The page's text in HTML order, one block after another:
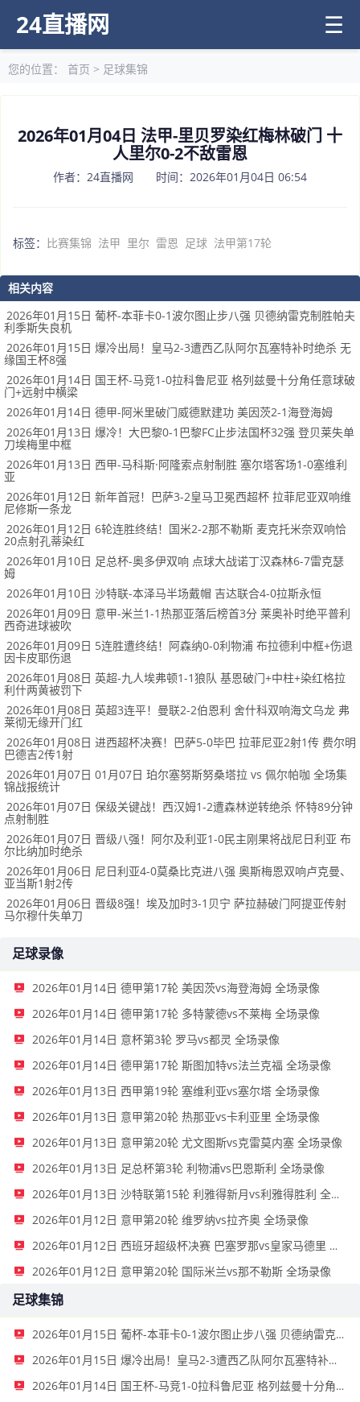
24直播网 ☰
您的位置： 首页 > 足球集锦
2026年01月04日 法甲-里贝罗染红梅林破门 十
人里尔0-2不敌雷恩
作者：24直播网 时间：2026年01月04日 06:54
标签： 比赛集锦 法甲 里尔 雷恩 足球 法甲第17轮
相关内容
2026年01月15日 葡杯-本菲卡0-1波尔图止步八强 贝德纳雷克制胜帕夫
利季斯失良机
2026年01月15日 爆冷出局！皇马2-3遭西乙队阿尔瓦塞特补时绝杀 无
缘国王杯8强
2026年01月14日 国王杯-马竞1-0拉科鲁尼亚 格列兹曼十分角任意球破
门+远射中横梁
2026年01月14日 德甲-阿米里破门威德默建功 美因茨2-1海登海姆
2026年01月13日 爆冷！大巴黎0-1巴黎FC止步法国杯32强 登贝莱失单
刀埃梅里中框
2026年01月13日 西甲-马科斯·阿隆索点射制胜 塞尔塔客场1-0塞维利
亚
2026年01月12日 新年首冠！巴萨3-2皇马卫冕西超杯 拉菲尼亚双响维
尼修斯一条龙
2026年01月12日 6轮连胜终结！国米2-2那不勒斯 麦克托米奈双响恰
20点射孔蒂染红
2026年01月10日 足总杯-奥多伊双响 点球大战诺丁汉森林6-7雷克瑟
姆
2026年01月10日 沙特联-本泽马半场戴帽 吉达联合4-0拉斯永恒
2026年01月09日 意甲-米兰1-1热那亚落后榜首3分 莱奥补时绝平普利
西奇进球被吹
2026年01月09日 5连胜遭终结！阿森纳0-0利物浦 布拉德利中框+伤退
因卡皮耶伤退
2026年01月08日 英超-九人埃弗顿1-1狼队 基恩破门+中柱+染红格拉
利什两黄被罚下
2026年01月08日 英超3连平！曼联2-2伯恩利 舍什科双响海文乌龙 弗
莱彻无缘开门红
2026年01月08日 进西超杯决赛！巴萨5-0毕巴 拉菲尼亚2射1传 费尔明
巴德吉2传1射
2026年01月07日 01月07日 珀尔塞努斯努桑塔拉 vs 佩尔帕咖 全场集
锦战报统计
2026年01月07日 保级关键战！西汉姆1-2遭森林逆转绝杀 怀特89分钟
点射制胜
2026年01月07日 晋级八强！阿尔及利亚1-0民主刚果将战尼日利亚 布
尔比纳加时绝杀
2026年01月06日 尼日利亚4-0莫桑比克进八强 奥斯梅恩双响卢克曼、
亚当斯1射2传
2026年01月06日 晋级8强！埃及加时3-1贝宁 萨拉赫破门阿提亚传射
马尔穆什失单刀
足球录像
2026年01月14日 德甲第17轮 美因茨vs海登海姆 全场录像
2026年01月14日 德甲第17轮 多特蒙德vs不莱梅 全场录像
2026年01月14日 意杯第3轮 罗马vs都灵 全场录像
2026年01月14日 德甲第17轮 斯图加特vs法兰克福 全场录像
2026年01月13日 西甲第19轮 塞维利亚vs塞尔塔 全场录像
2026年01月13日 意甲第20轮 热那亚vs卡利亚里 全场录像
2026年01月13日 意甲第20轮 尤文图斯vs克雷莫内塞 全场录像
2026年01月13日 足总杯第3轮 利物浦vs巴恩斯利 全场录像
2026年01月13日 沙特联第15轮 利雅得新月vs利雅得胜利 全场录像
2026年01月12日 意甲第20轮 维罗纳vs拉齐奥 全场录像
2026年01月12日 西班牙超级杯决赛 巴塞罗那vs皇家马德里 全场录像
2026年01月12日 意甲第20轮 国际米兰vs那不勒斯 全场录像
足球集锦
2026年01月15日 葡杯-本菲卡0-1波尔图止步八强 贝德纳雷克制胜帕夫利季斯失良机
2026年01月15日 爆冷出局！皇马2-3遭西乙队阿尔瓦塞特补时绝杀 无缘国王杯8强
2026年01月14日 国王杯-马竞1-0拉科鲁尼亚 格列兹曼十分角任意球破门+远射中横梁